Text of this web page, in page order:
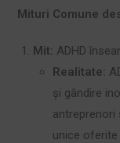
Mituri Comune
Mit: ADHD
Realitate:
și gândire
antreprenori
unice oferite